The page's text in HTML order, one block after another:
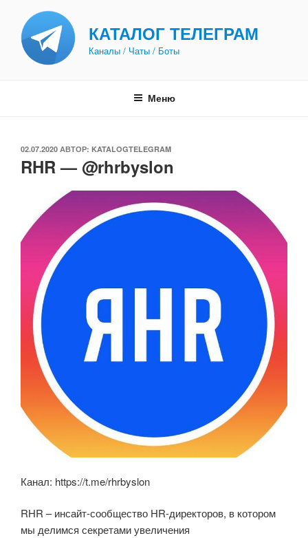
содержимому
КАТАЛОГ ТЕЛЕГРАМ
Каналы / Чаты / Боты
Меню
ОПУБЛИКОВАНО
02.07.2020 АВТОР: KATALOGTELEGRAM
RHR — @rhrbyslon
Канал: https://t.me/rhrbyslon
RHR – инсайт-сообщество HR-директоров, в котором
мы делимся секретами увеличения